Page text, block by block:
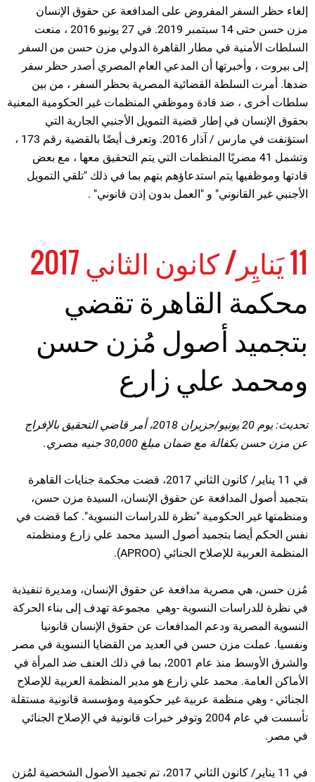
إلغاء حظر السفر المفروض على المدافعة عن حقوق الإنسان
مزن حسن حتى 14 سبتمبر 2019. في 27 يونيو 2016 ، منعت
السلطات الأمنية في مطار القاهرة الدولي مزن حسن من السفر
إلى بيروت ، وأخبرتها أن المدعي العام المصري أصدر حظر سفر
ضدها. أمرت السلطة القضائية المصرية بحظر السفر ، من بين
سلطات أخرى ، ضد قادة وموظفي المنظمات غير الحكومية المعنية
بحقوق الإنسان في إطار قضية التمويل الأجنبي الجارية التي
استؤنفت في مارس / آذار 2016. وتعرف أيضًا بالقضية رقم 173 ،
وتشمل 41 مصريًا المنظمات التي يتم التحقيق معها ، مع بعض
قادتها وموظفيها يتم استدعاؤهم بتهم بما في ذلك "تلقي التمويل
الأجنبي غير القانوني" و "العمل بدون إذن قانوني" .
11 يَنايِر/ كانون الثاني 2017
محكمة القاهرة تقضي
بتجميد أصول مُزن حسن
ومحمد علي زارع
تحديث: يوم 20 يونيو/حزيران 2018، أمر قاضي التحقيق بالإفراج
عن مزن حسن بكفالة مع ضمان مبلغ 30,000 جنيه مصري.
في 11 يناير/ كانون الثاني 2017، قضت محكمة جنايات القاهرة
بتجميد أصول المدافعة عن حقوق الإنسان، السيدة مزن حسن،
ومنظمتها غير الحكومية "نظرة للدراسات النسوية". كما قضت في
نفس الحكم أيضا بتجميد أصول السيد محمد علي زارع ومنظمته
المنظمة العربية للإصلاح الجنائي (APROO).
مُزن حسن، هي مصرية مدافعة عن حقوق الإنسان، ومديرة تنفيذية
في نظرة للدراسات النسوية -وهي مجموعة تهدف إلى بناء الحركة
النسوية المصرية ودعم المدافعات عن حقوق الإنسان قانونيا
ونفسيا. عملت مزن حسن في العديد من القضايا النسوية في مصر
والشرق الأوسط منذ عام 2001، بما في ذلك العنف ضد المرأة في
الأماكن العامة. محمد علي زارع هو مدير المنظمة العربية للإصلاح
الجنائي - وهي منظمة عربية غير حكومية ومؤسسة قانونية مستقلة
تأسست في عام 2004 وتوفر خبرات قانونية في الإصلاح الجنائي
في مصر.
في 11 يناير/ كانون الثاني 2017، تم تجميد الأصول الشخصية لمُزن